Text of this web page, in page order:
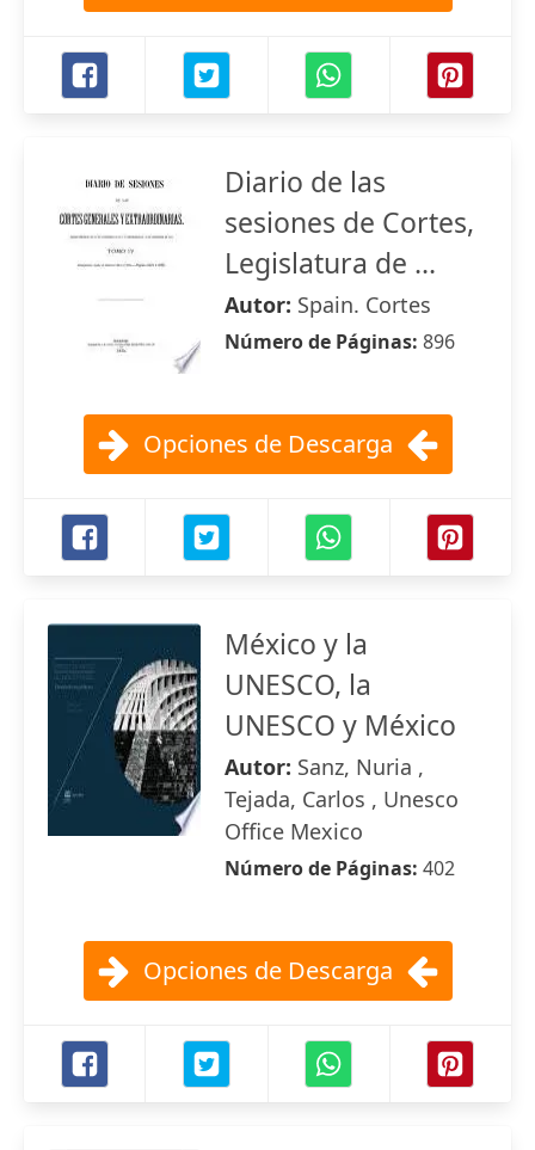
Diario de las
sesiones de Cortes,
Legislatura de ...
Autor: Spain. Cortes
Número de Páginas: 896
Opciones de Descarga
México y la
UNESCO, la
UNESCO y México
Autor: Sanz, Nuria ,
Tejada, Carlos , Unesco
Office Mexico
Número de Páginas: 402
Opciones de Descarga